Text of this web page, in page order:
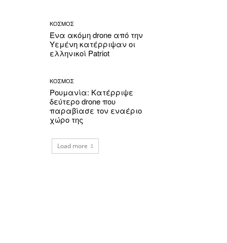
ΚΟΣΜΟΣ
Ένα ακόμη drone από την
Υεμένη κατέρριψαν οι
ελληνικοί Patriot
ΚΟΣΜΟΣ
Ρουμανία: Κατέρριψε
δεύτερο drone που
παραβίασε τον εναέριο
χώρο της
Load more